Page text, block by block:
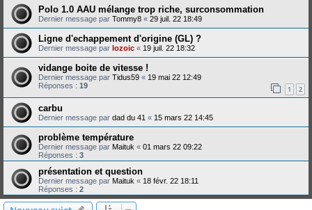
Polo 1.0 AAU mélange trop riche, surconsommation
Dernier message par Tommy8 « 29 juil. 22 18:49
Ligne d'echappement d'origine (GL) ?
Dernier message par lozoic « 19 juil. 22 18:32
vidange boite de vitesse !
Dernier message par Tidus59 « 19 mai 22 12:49
Réponses : 19 1 2
carbu
Dernier message par dad du 41 « 15 mars 22 14:45
problème température
Dernier message par Maituk « 01 mars 22 09:22
Réponses : 3
présentation et question
Dernier message par Maituk « 18 févr. 22 18:11
Réponses : 2